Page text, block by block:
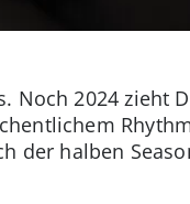
Noch 2024 zieht
der halben